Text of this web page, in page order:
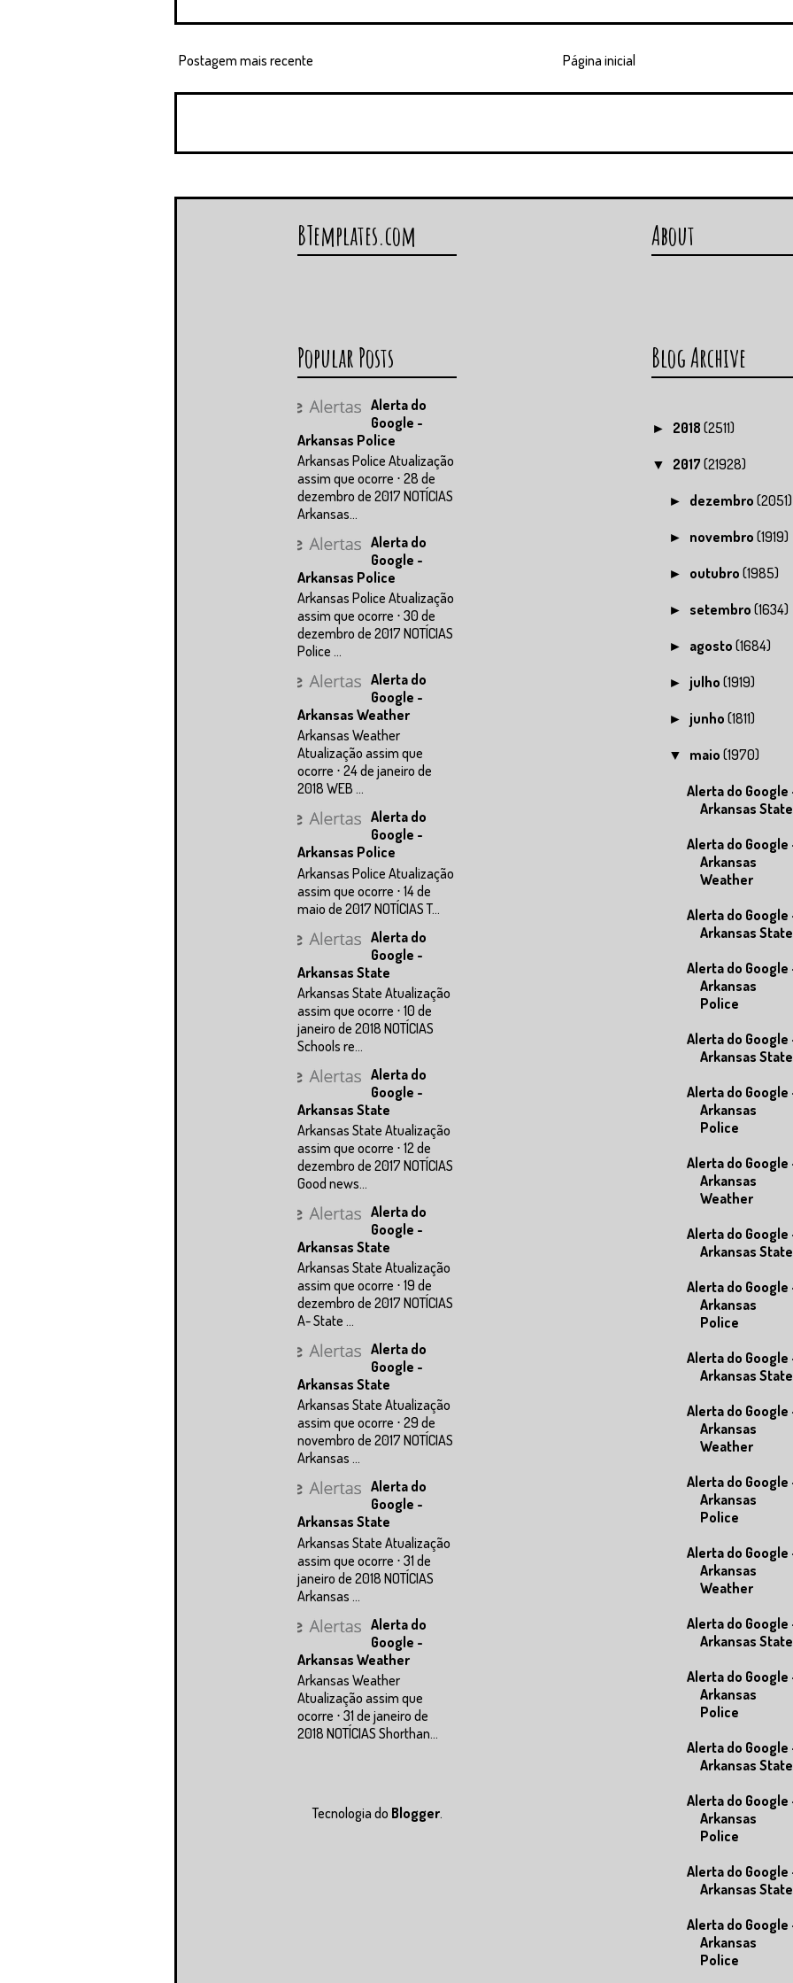
Postagem mais recente Página inicial
BTemplates.com About
Popular Posts
Alerta do
Google -
Arkansas Police
Arkansas Police Atualização
assim que ocorre ⋅ 28 de
dezembro de 2017 NOTÍCIAS
Arkansas...
Alerta do
Google -
Arkansas Police
Arkansas Police Atualização
assim que ocorre ⋅ 30 de
dezembro de 2017 NOTÍCIAS
Police ...
Alerta do
Google -
Arkansas Weather
Arkansas Weather
Atualização assim que
ocorre ⋅ 24 de janeiro de
2018 WEB ...
Alerta do
Google -
Arkansas Police
Arkansas Police Atualização
assim que ocorre ⋅ 14 de
maio de 2017 NOTÍCIAS T...
Alerta do
Google -
Arkansas State
Arkansas State Atualização
assim que ocorre ⋅ 10 de
janeiro de 2018 NOTÍCIAS
Schools re...
Alerta do
Google -
Arkansas State
Arkansas State Atualização
assim que ocorre ⋅ 12 de
dezembro de 2017 NOTÍCIAS
Good news...
Alerta do
Google -
Arkansas State
Arkansas State Atualização
assim que ocorre ⋅ 19 de
dezembro de 2017 NOTÍCIAS
A- State ...
Alerta do
Google -
Arkansas State
Arkansas State Atualização
assim que ocorre ⋅ 29 de
novembro de 2017 NOTÍCIAS
Arkansas ...
Alerta do
Google -
Arkansas State
Arkansas State Atualização
assim que ocorre ⋅ 31 de
janeiro de 2018 NOTÍCIAS
Arkansas ...
Alerta do
Google -
Arkansas Weather
Arkansas Weather
Atualização assim que
ocorre ⋅ 31 de janeiro de
2018 NOTÍCIAS Shorthan...
Blog Archive
► 2018 (2511)
▼ 2017 (21928)
► dezembro(2051)
► novembro(1919)
► outubro(1985)
► setembro(1634)
► agosto(1684)
► julho(1919)
► junho(1811)
▼ maio(1970)
Alerta do Google
Arkansas State
Alerta do Google
Arkansas
Weather
Alerta do Google
Arkansas State
Alerta do Google
Arkansas
Police
Alerta do Google
Arkansas State
Alerta do Google
Arkansas
Police
Alerta do Google
Arkansas
Weather
Alerta do Google
Arkansas State
Alerta do Google
Arkansas
Police
Alerta do Google
Arkansas State
Alerta do Google
Arkansas
Weather
Alerta do Google
Arkansas
Police
Alerta do Google
Arkansas
Weather
Alerta do Google
Arkansas State
Alerta do Google
Arkansas
Police
Alerta do Google
Arkansas State
Alerta do Google
Arkansas
Police
Alerta do Google
Arkansas State
Alerta do Google
Arkansas
Police
Tecnologia do Blogger.